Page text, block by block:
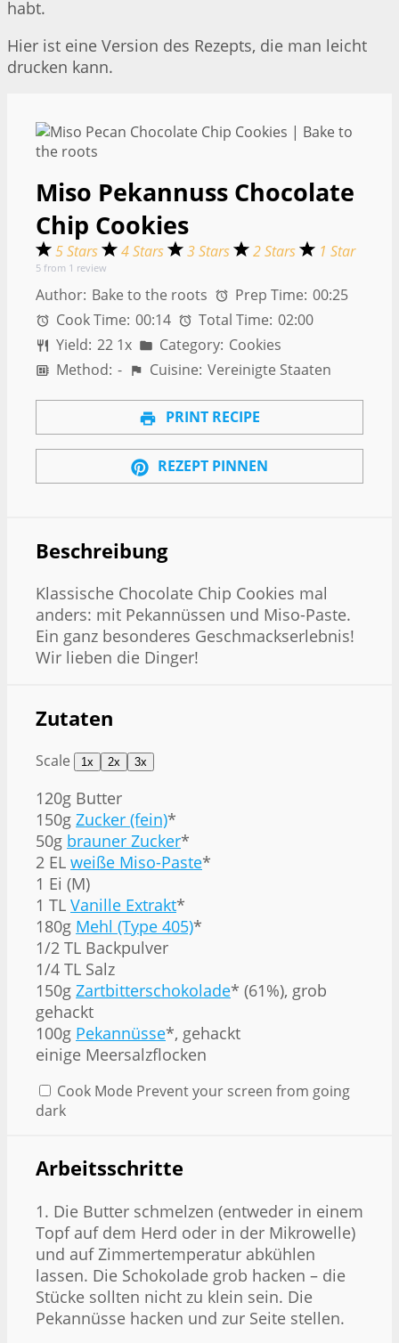
habt.
Hier ist eine Version des Rezepts, die man leicht
drucken kann.
Miso Pekannuss Chocolate
Chip Cookies
5 Stars 4 Stars 3 Stars 2 Stars 1 Star
5 from 1 review
Author: Bake to the roots Prep Time: 00:25
Cook Time: 00:14 Total Time: 02:00
Yield: 22 1x Category: Cookies
Method: - Cuisine: Vereinigte Staaten
PRINT RECIPE
REZEPT PINNEN
Beschreibung
Klassische Chocolate Chip Cookies mal
anders: mit Pekannüssen und Miso-Paste.
Ein ganz besonderes Geschmackserlebnis!
Wir lieben die Dinger!
Zutaten
Scale 1x 2x 3x
120g Butter
150g Zucker (fein)*
50g brauner Zucker*
2 EL weiße Miso-Paste*
1 Ei (M)
1 TL Vanille Extrakt*
180g Mehl (Type 405)*
1/2 TL Backpulver
1/4 TL Salz
150g Zartbitterschokolade* (61%), grob
gehackt
100g Pekannüsse*, gehackt
einige Meersalzflocken
Cook Mode Prevent your screen from going
dark
Arbeitsschritte
1. Die Butter schmelzen (entweder in einem
Topf auf dem Herd oder in der Mikrowelle)
und auf Zimmertemperatur abkühlen
lassen. Die Schokolade grob hacken – die
Stücke sollten nicht zu klein sein. Die
Pekannüsse hacken und zur Seite stellen.